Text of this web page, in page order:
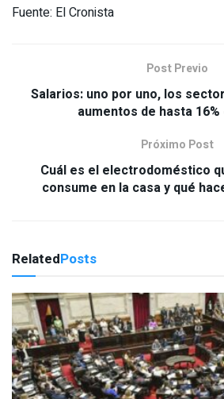
Fuente: El Cronista
Post Previo
Salarios: uno por uno, los
aumentos de hasta
Próximo Post
Cuál es el electrodoméstico
consume en la casa y qué
RelatedPosts